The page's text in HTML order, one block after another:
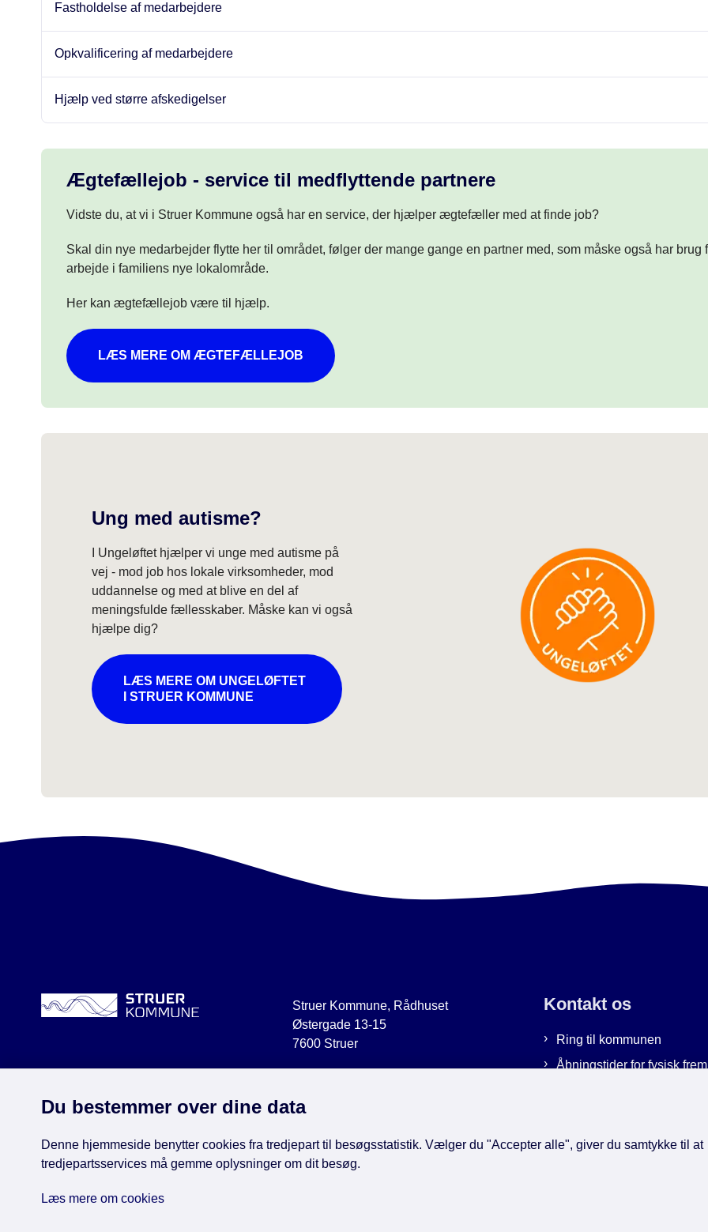
Fastholdelse af medarbejdere
Opkvalificering af medarbejdere
Hjælp ved større afskedigelser
Ægtefællejob - service til medflyttende partnere
Vidste du, at vi i Struer Kommune også har en service, der hjælper ægtefæller med at finde job?
Skal din nye medarbejder flytte her til området, følger der mange gange en partner med, som måske også har brug
arbejde i familiens nye lokalområde.
Her kan ægtefællejob være til hjælp.
LÆS MERE OM ÆGTEFÆLLEJOB
Ung med autisme?
I Ungeløftet hjælper vi unge med autisme på
vej - mod job hos lokale virksomheder, mod
uddannelse og med at blive en del af
meningsfulde fællesskaber. Måske kan vi også
hjælpe dig?
LÆS MERE OM UNGELØFTET
I STRUER KOMMUNE
Struer Kommune, Rådhuset
Østergade 13-15
7600 Struer
Kontakt os
Ring til kommunen
Åbningstider for fysisk
Du bestemmer over dine data
Denne hjemmeside benytter cookies fra tredjepart til besøgsstatistik. Vælger du "Accepter alle", giver du samtykke til at
tredjepartsservices må gemme oplysninger om dit besøg.
Læs mere om cookies